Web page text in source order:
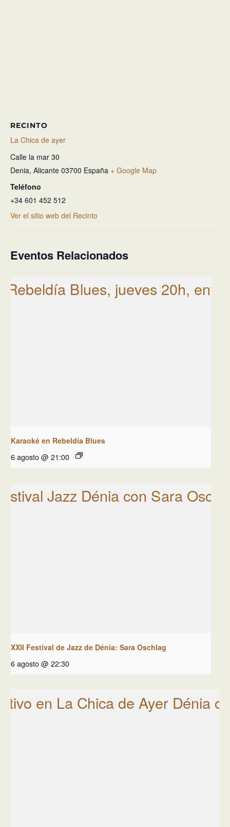
RECINTO
La Chica de ayer
Calle la mar 30
Denia, Alicante 03700 España + Google Map
Teléfono
+34 601 452 512
Ver el sitio web del Recinto
Eventos Relacionados
Karaoké en Rebeldía Blues
6 agosto @ 21:00
XXII Festival de Jazz de Dénia: Sara Oschlag
6 agosto @ 22:30